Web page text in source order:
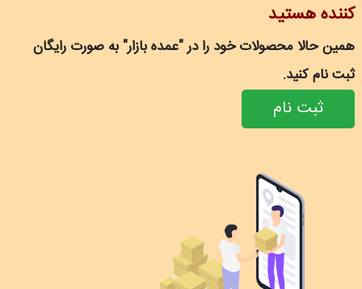
کننده هستید
همین حالا محصولات خود را در "عمده بازار" به صورت رایگان
ثبت نام کنید.
ثبت نام